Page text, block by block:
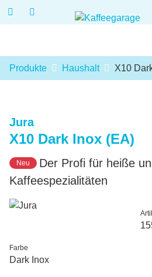
Produkte Haushalt X10
Jura
X10 Dark Inox (EA)
Neu
Der Profi für heiße
Kaffeespezialitäten
Farbe
Dark Inox